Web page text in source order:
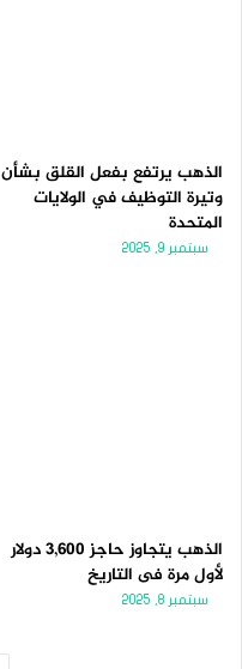
الذهب يرتفع بفعل القلق بشأن
وتيرة التوظيف في الولايات
المتحدة
سبتمبر 9, 2025
الذهب يتجاوز حاجز 3,600 دولار
لأول مرة فى التاريخ
سبتمبر 8, 2025